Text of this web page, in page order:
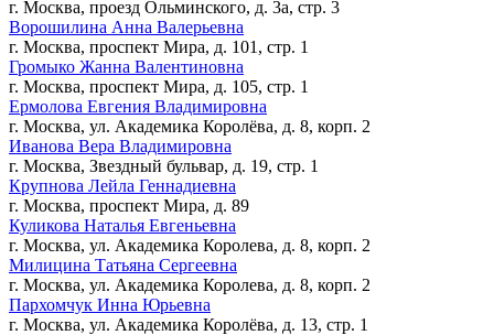
г. Москва, проезд Ольминского, д. 3а, стр. 3
Ворошилина Анна Валерьевна
г. Москва, проспект Мира, д. 101, стр. 1
Громыко Жанна Валентиновна
г. Москва, проспект Мира, д. 105, стр. 1
Ермолова Евгения Владимировна
г. Москва, ул. Академика Королёва, д. 8, корп. 2
Иванова Вера Владимировна
г. Москва, Звездный бульвар, д. 19, стр. 1
Крупнова Лейла Геннадиевна
г. Москва, проспект Мира, д. 89
Куликова Наталья Евгеньевна
г. Москва, ул. Академика Королева, д. 8, корп. 2
Милицина Татьяна Сергеевна
г. Москва, ул. Академика Королева, д. 8, корп. 2
Пархомчук Инна Юрьевна
г. Москва, ул. Академика Королёва, д. 13, стр. 1